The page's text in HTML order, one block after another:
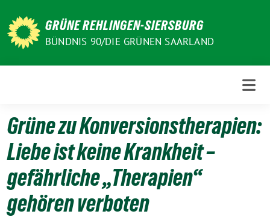
zum
Inhalt
GRÜNE REHLINGEN-SIERSBURG
BÜNDNIS 90/DIE GRÜNEN SAARLAND
Grüne zu Konversionstherapien:
Liebe ist keine Krankheit –
gefährliche „Therapien“
gehören verboten